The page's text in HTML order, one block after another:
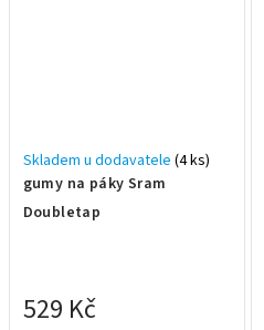
gumy na páky Sram
Doubletap
Skladem u dodavatele (4 ks)
529 Kč